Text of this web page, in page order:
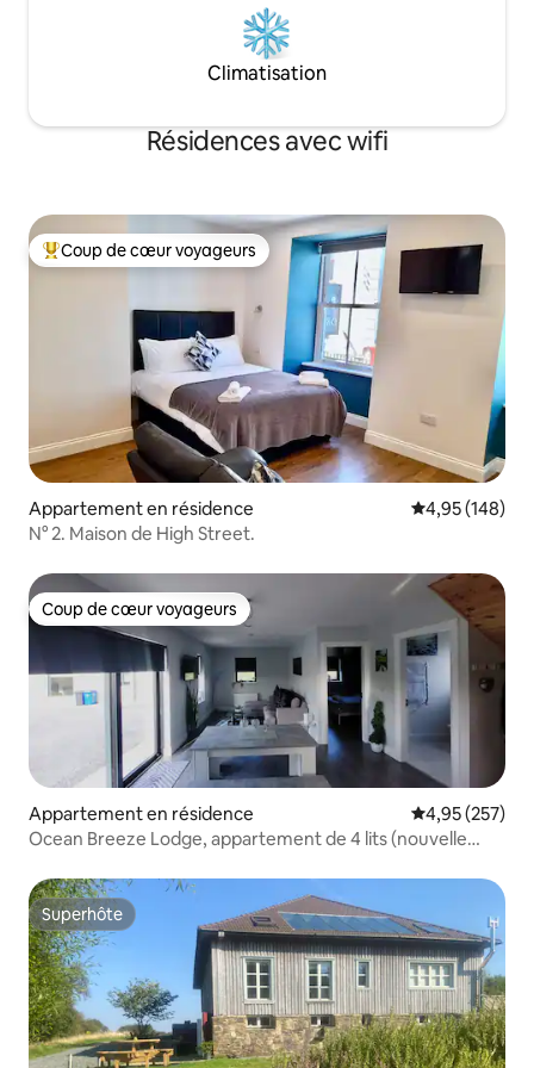
Climatisation
Résidences avec wifi
Coups de cœur voyageurs les plus appréciés
Coup de cœur voyageurs
Appartement en résidence Évaluation
4,95 (148)
N° 2. Maison de High Street.
Coup de cœur voyageurs
Coup de cœur voyageurs
Appartement en résidence Évaluation
4,95 (257)
Ocean Breeze Lodge, appartement de 4 lits (nouvelle
Superhôte
Superhôte